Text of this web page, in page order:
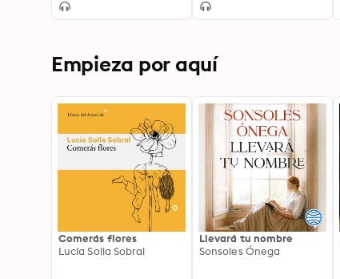
Empieza por aquí
Comerás flores
Lucía Solla Sobral
Llevará tu nombre
Sonsoles Ónega